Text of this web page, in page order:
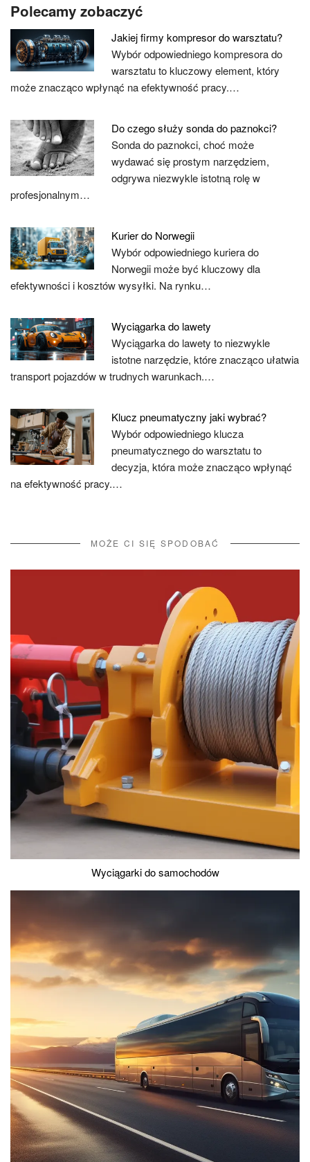
Polecamy zobaczyć
Jakiej firmy kompresor do warsztatu?
Wybór odpowiedniego kompresora do
warsztatu to kluczowy element, który
może znacząco wpłynąć na efektywność pracy.…
Do czego służy sonda do paznokci?
Sonda do paznokci, choć może
wydawać się prostym narzędziem,
odgrywa niezwykle istotną rolę w
profesjonalnym…
Kurier do Norwegii
Wybór odpowiedniego kuriera do
Norwegii może być kluczowy dla
efektywności i kosztów wysyłki. Na rynku…
Wyciągarka do lawety
Wyciągarka do lawety to niezwykle
istotne narzędzie, które znacząco ułatwia
transport pojazdów w trudnych warunkach.…
Klucz pneumatyczny jaki wybrać?
Wybór odpowiedniego klucza
pneumatycznego do warsztatu to
decyzja, która może znacząco wpłynąć
na efektywność pracy.…
MOŻE CI SIĘ SPODOBAĆ
Wyciągarki do samochodów